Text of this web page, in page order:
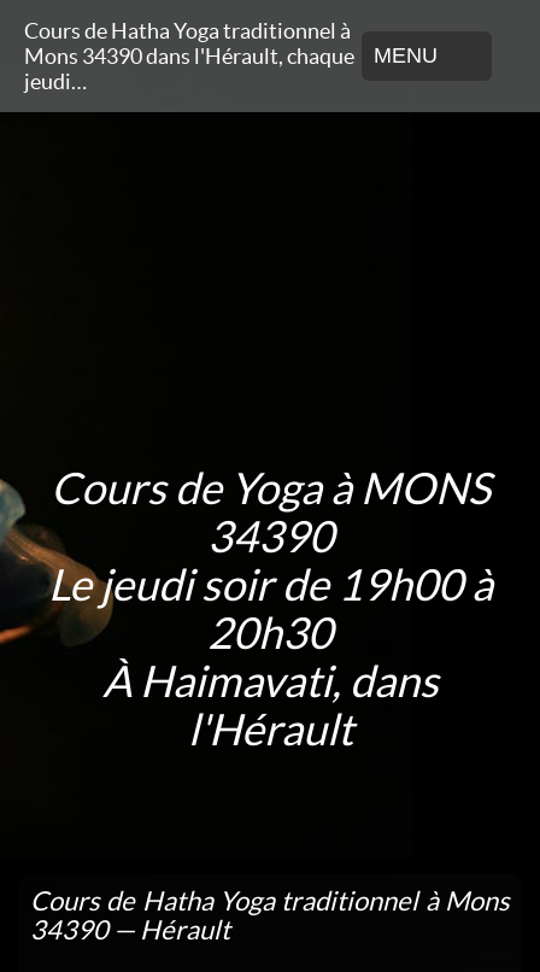
Cours de Yoga à MONS
34390
Le jeudi soir de 19h00 à
20h30
À Haimavati, dans
l'Hérault
Cours de Hatha Yoga traditionnel à Mons
34390 — Hérault
Cours de Hatha Yoga traditionnel à
Mons 34390 dans l'Hérault, chaque
jeudi…
MENU